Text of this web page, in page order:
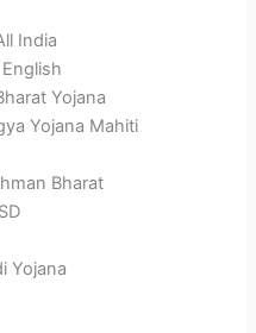
India
Yojana
Yojana Mahiti
Bharat
Yojana